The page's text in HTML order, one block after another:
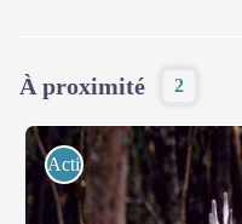
À proximité 2
Activités de pleine nature